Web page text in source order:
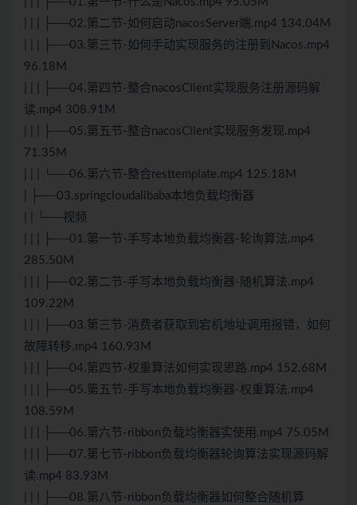
| | | ├──02.第二节-如何启动nacosServer端.mp4 134.04M
| | | ├──03.第三节-如何手动实现服务的注册到Nacos.mp4
96.18M
| | | ├──04.第四节-整合nacosClient实现服务注册源码解
读.mp4 308.91M
| | | ├──05.第五节-整合nacosClient实现服务发现.mp4
71.35M
| | | └──06.第六节-整合resttemplate.mp4 125.18M
| ├──03.springcloudalibaba本地负载均衡器
| | └──视频
| | | ├──01.第一节-手写本地负载均衡器-轮询算法.mp4
285.50M
| | | ├──02.第二节-手写本地负载均衡器-随机算法.mp4
109.22M
| | | ├──03.第三节-消费者获取到宕机地址调用报错，如何
故障转移.mp4 160.93M
| | | ├──04.第四节-权重算法如何实现思路.mp4 152.68M
| | | ├──05.第五节-手写本地负载均衡器-权重算法.mp4
108.59M
| | | ├──06.第六节-ribbon负载均衡器实使用.mp4 75.05M
| | | ├──07.第七节-ribbon负载均衡器轮询算法实现源码解
读.mp4 83.93M
| | | ├──08.第八节-ribbon负载均衡器如何整合随机算